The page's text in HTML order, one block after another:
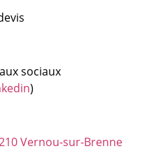
sociaux
)
Vernou-sur-Brenne